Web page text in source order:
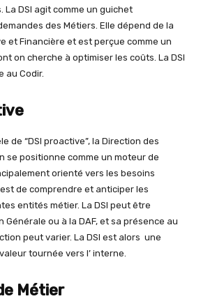
DSI agit comme un guichet
des Métiers. Elle dépend de la
et Financière et est perçue comme un
on cherche à optimiser les coûts. La DSI
au Codir.
de “DSI proactive”, la Direction des
se positionne comme un moteur de
orienté vers les besoins
de comprendre et anticiper les
entités métier. La DSI peut être
ou à la DAF, et sa présence au
peut varier. La DSI est alors une
tournée vers l’ interne.
Métier